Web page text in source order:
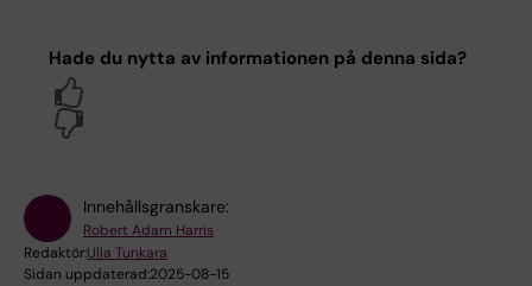
Hade du nytta av informationen på denna sida?
Innehållsgranskare:
Robert Adam Harris
Redaktör:Ulla Tunkara
Sidan uppdaterad:2025-08-15